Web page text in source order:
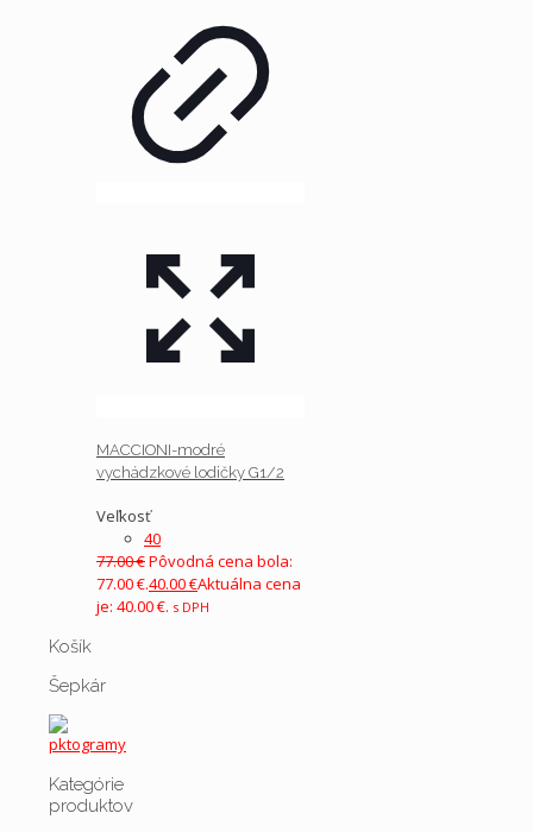
MACCIONI-modré
vychádzkové lodičky G1/2
Veľkosť
40
77.00€Pôvodná cena bola:
77.00 €.40.00€Aktuálna cena
je: 40.00 €. s DPH
Košík
Šepkár
Kategórie
produktov